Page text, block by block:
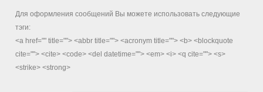
Для оформления сообщений Вы можете использовать следующие
тэги:
<a href="" title=""> <abbr title=""> <acronym title=""> <b> <blockquote
cite=""> <cite> <code> <del datetime=""> <em> <i> <q cite=""> <s>
<strike> <strong>